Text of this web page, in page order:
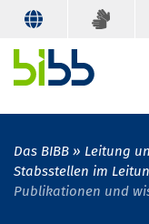
Das BIBB
Leitung
Stabsstellen im
Publikationen und